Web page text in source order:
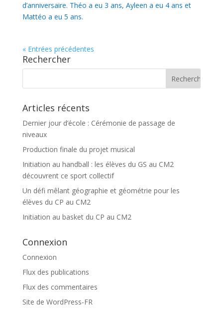
d’anniversaire. Théo a eu 3 ans, Ayleen a eu 4 ans et
Mattéo a eu 5 ans.
« Entrées précédentes
Rechercher
Articles récents
Dernier jour d’école : Cérémonie de passage de
niveaux
Production finale du projet musical
Initiation au handball : les élèves du GS au CM2
découvrent ce sport collectif
Un défi mêlant géographie et géométrie pour les
élèves du CP au CM2
Initiation au basket du CP au CM2
Connexion
Connexion
Flux des publications
Flux des commentaires
Site de WordPress-FR